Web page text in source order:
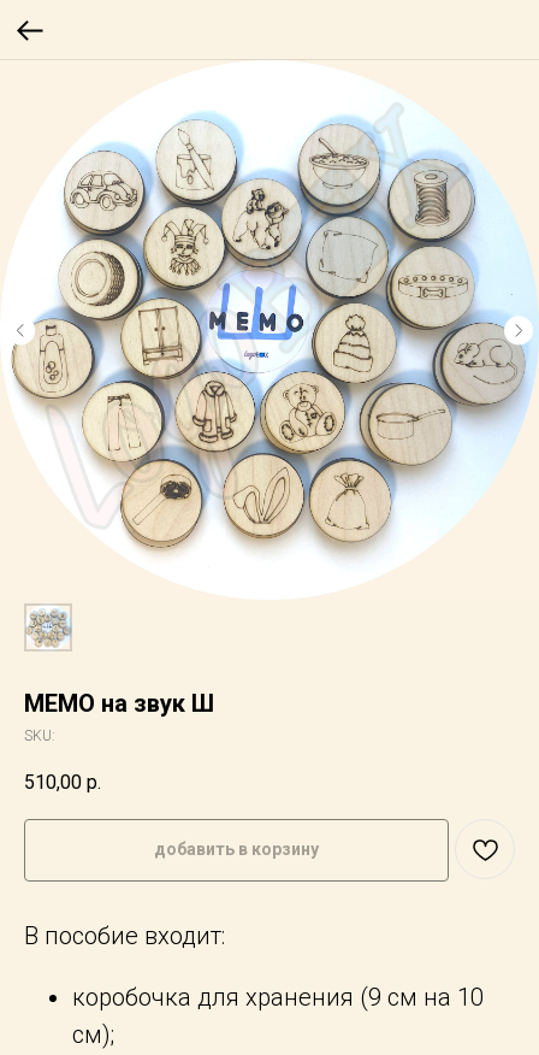
МЕМО на звук Ш
SKU:
510,00 р.
добавить в корзину
В пособие входит:
коробочка для хранения (9 см на 10
см);